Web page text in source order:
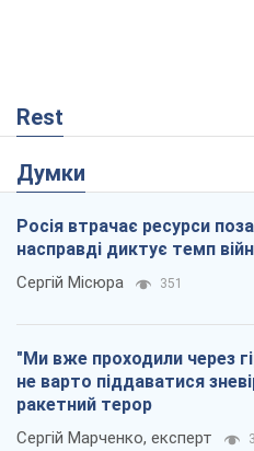
Rest
Думки
Росія втрачає ресурси
насправді диктує темп
Сергій Місюра 351
"Ми вже проходили через
не варто піддаватися
ракетний терор
Сергій Марченко, експерт